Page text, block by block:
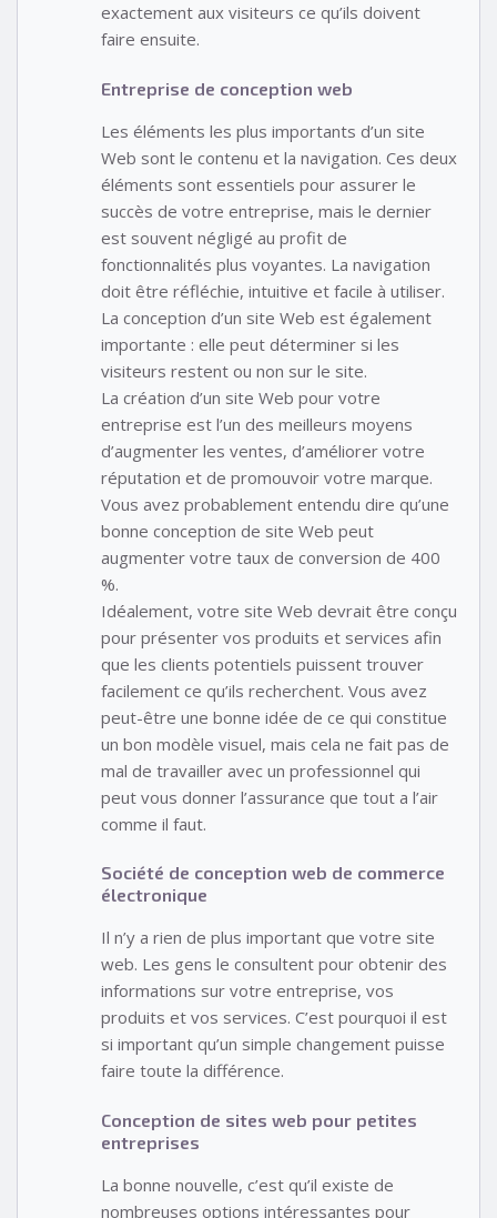
exactement aux visiteurs ce qu’ils doivent
faire ensuite.
Entreprise de conception web
Les éléments les plus importants d’un site
Web sont le contenu et la navigation. Ces deux
éléments sont essentiels pour assurer le
succès de votre entreprise, mais le dernier
est souvent négligé au profit de
fonctionnalités plus voyantes. La navigation
doit être réfléchie, intuitive et facile à utiliser.
La conception d’un site Web est également
importante : elle peut déterminer si les
visiteurs restent ou non sur le site.
La création d’un site Web pour votre
entreprise est l’un des meilleurs moyens
d’augmenter les ventes, d’améliorer votre
réputation et de promouvoir votre marque.
Vous avez probablement entendu dire qu’une
bonne conception de site Web peut
augmenter votre taux de conversion de 400
%.
Idéalement, votre site Web devrait être conçu
pour présenter vos produits et services afin
que les clients potentiels puissent trouver
facilement ce qu’ils recherchent. Vous avez
peut-être une bonne idée de ce qui constitue
un bon modèle visuel, mais cela ne fait pas de
mal de travailler avec un professionnel qui
peut vous donner l’assurance que tout a l’air
comme il faut.
Société de conception web de commerce
électronique
Il n’y a rien de plus important que votre site
web. Les gens le consultent pour obtenir des
informations sur votre entreprise, vos
produits et vos services. C’est pourquoi il est
si important qu’un simple changement puisse
faire toute la différence.
Conception de sites web pour petites
entreprises
La bonne nouvelle, c’est qu’il existe de
nombreuses options intéressantes pour